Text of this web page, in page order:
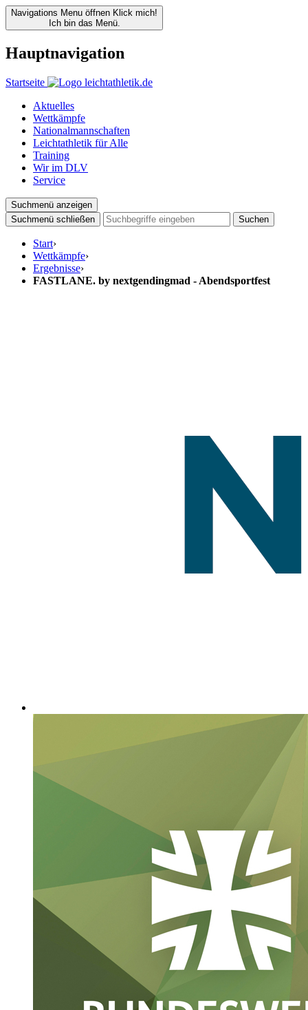
Navigations Menu öffnen Klick mich!
Ich bin das Menü.
Hauptnavigation
Startseite
Aktuelles
Wettkämpfe
Nationalmannschaften
Leichtathletik für Alle
Training
Wir im DLV
Service
Suchmenü anzeigen
Suchmenü schließen
Suchen
Start›
Wettkämpfe›
Ergebnisse›
FASTLANE. by nextgendingmad - Abendsportfest